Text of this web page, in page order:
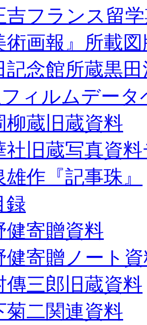
吉フランス留
術画報』所載
記念館所蔵黒
ィルムデータ
柳蔵旧蔵資料
社旧蔵写真資
雄作『記事珠』
録
健寄贈資料
健寄贈ノート
傳三郎旧蔵資料
菊二関連資料